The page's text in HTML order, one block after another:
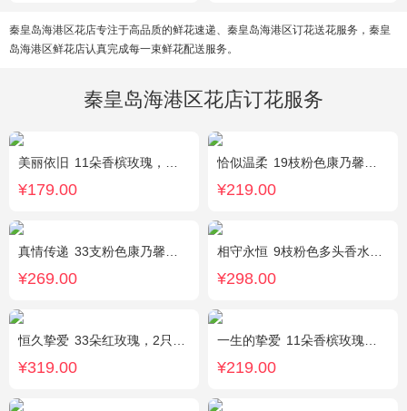
秦皇岛海港区花店专注于高品质的鲜花速递、秦皇岛海港区订花送花服务，秦皇
岛海港区鲜花店认真完成每一束鲜花配送服务。
秦皇岛海港区花店订花服务
美丽依旧 11朵香槟玫瑰，搭配石竹梅间插。
¥179.00
恰似温柔 19枝粉色康乃馨，搭配适量情人草、尤加利叶
¥219.00
真情传递 33支粉色康乃馨，搭配黄莺、满天星。
¥269.00
相守永恒 9枝粉色多头香水百合，黄莺点缀，搭配剑叶。
¥298.00
恒久挚爱 33朵红玫瑰，2只可爱小熊，相思豆搭配
¥319.00
一生的挚爱 11朵香槟玫瑰，搭配适量叶上黄金，随机赠送一个小熊。
¥219.00